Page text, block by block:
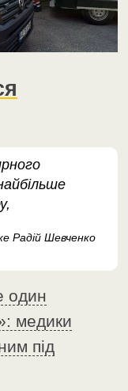
Радій Шевченко
один
медики
під